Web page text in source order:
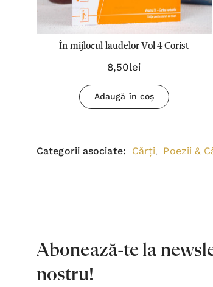
În mijlocul laudelor Vol 4 Corist
8,50lei
Adaugă în coș
Categorii asociate: Cărți, Poezii &
Abonează-te la
nostru!